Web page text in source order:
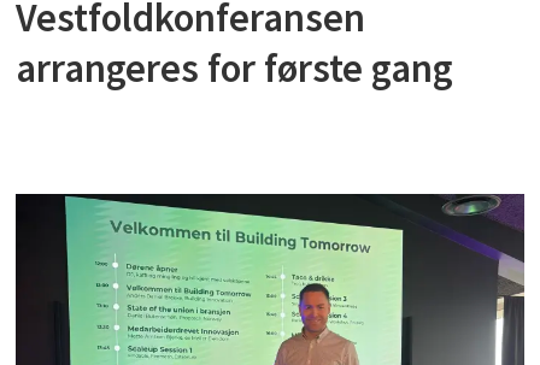
Vestfoldkonferansen
arrangeres for første gang